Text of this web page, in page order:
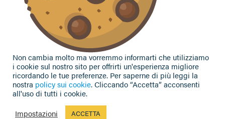
Privacy Policy|Cookie Policy
© 2002-2026 CAA Confagricoltura Emilia Romagna srl - P.IVA
Non cambia molto ma vorremmo informarti che utilizziamo
i cookie sul nostro sito per offrirti un'esperienza migliore
ricordando le tue preferenze. Per saperne di più leggi la
nostra policy sui cookie. Cliccando “Accetta” acconsenti
all'uso di tutti i cookie.
Impostazioni
ACCETTA